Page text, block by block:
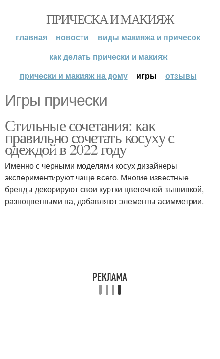
ПРИЧЕСКА И МАКИЯЖ
главная новости
виды макияжа и причесок
как делать прически и макияж
прически и макияж на дому
игры отзывы
Игры прически
Стильные сочетания: как
правильно сочетать косуху с
одеждой в 2022 году
Именно с черными моделями косух дизайнеры
экспериментируют чаще всего. Многие известные
бренды декорируют свои куртки цветочной вышивкой,
разноцветными па, добавляют элементы асимметрии.